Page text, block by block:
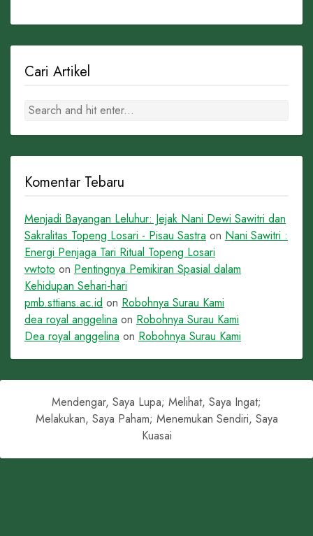
Cari Artikel
Komentar Tebaru
Menjadi Bayangan Leluhur: Jejak Nani Dewi Sawitri dan
Sakralitas Topeng Losari - Pisau Sastra on Nani Sawitri :
Energi Penjaga Tari Ritual Topeng Losari
vwtoto on Pentingnya Pemikiran Spasial dalam
Kehidupan Sehari-hari
pmb.sttians.ac.id on Robohnya Surau Kami
dea royal anggelina on Robohnya Surau Kami
Dea royal anggelina on Robohnya Surau Kami
Mendengar, Saya Lupa; Melihat, Saya Ingat;
Melakukan, Saya Paham; Menemukan Sendiri, Saya
Kuasai